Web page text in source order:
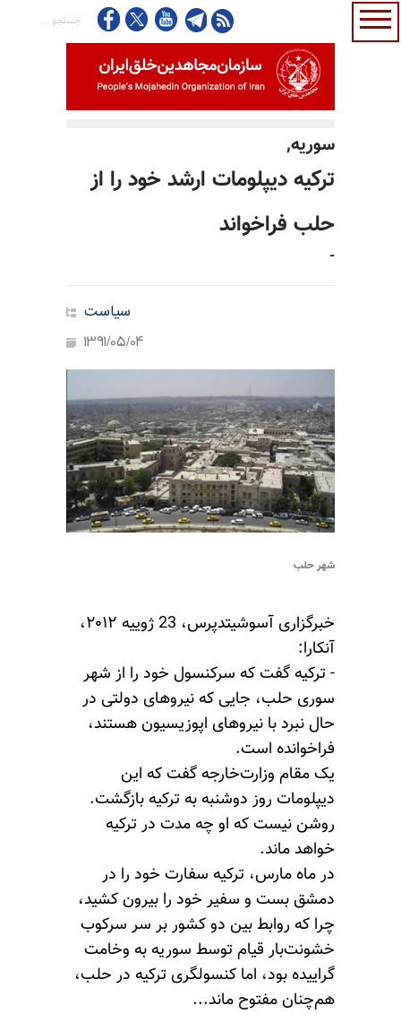
سوريه,
ترکیه دیپلومات ارشد خود را از
حلب فراخواند
-
سیاست
1391/05/04
شهر حلب
خبرگزاری آسوشیتدپرس، 23 ژوییه ۲۰۱۲،
آنکارا:
- ترکیه گفت که سرکنسول خود را از شهر
سوری حلب، جایی که نیروهای دولتی در
حال نبرد با نیروهای اپوزیسیون هستند،
فراخوانده است.
یک مقام وزارت‌خارجه گفت که این
دیپلومات روز دوشنبه به ترکیه بازگشت.
روشن نیست که او چه مدت در ترکیه
خواهد ماند.
در ماه مارس، ترکیه سفارت خود را در
دمشق بست و سفیر خود را بیرون کشید،
چرا که روابط بین دو کشور بر سر سرکوب
خشونت‌بار قیام توسط سوریه به وخامت
گراییده بود، اما کنسولگری ترکیه در حلب،
هم‌چنان مفتوح ماند...